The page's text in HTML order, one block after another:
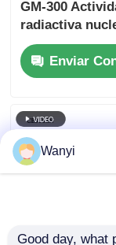
GM-300
radiactiva
Bq/Cm2
radiación
Enviar
Wanyi
Good day, what